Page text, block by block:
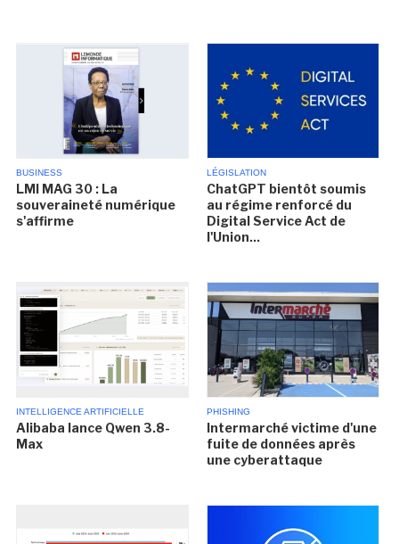
BUSINESS
LMI MAG 30 : La
souveraineté numérique
s'affirme
LÉGISLATION
ChatGPT bientôt soumis
au régime renforcé du
Digital Service Act de
l'Union...
INTELLIGENCE ARTIFICIELLE
Alibaba lance Qwen 3.8-
Max
PHISHING
Intermarché victime d'une
fuite de données après
une cyberattaque